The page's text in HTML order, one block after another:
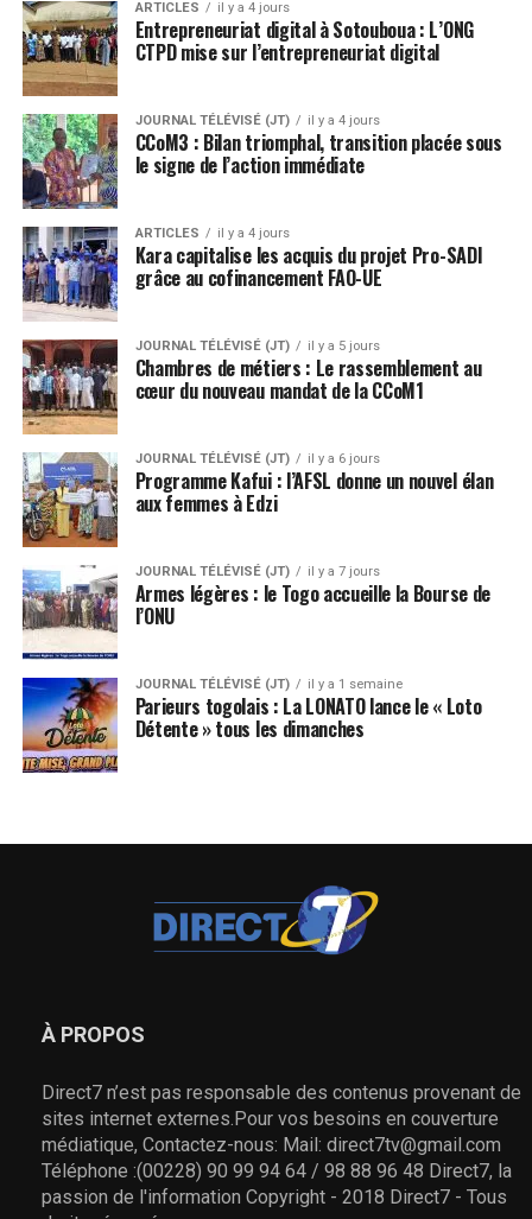
ARTICLES il y a 4 jours
Entrepreneuriat digital à Sotouboua : L’ONG
CTPD mise sur l’entrepreneuriat digital
JOURNAL TÉLÉVISÉ (JT) il y a 4 jours
CCoM3 : Bilan triomphal, transition placée sous
le signe de l’action immédiate
ARTICLES il y a 4 jours
Kara capitalise les acquis du projet Pro-SADI
grâce au cofinancement FAO-UE
JOURNAL TÉLÉVISÉ (JT) il y a 5 jours
Chambres de métiers : Le rassemblement au
cœur du nouveau mandat de la CCoM1
JOURNAL TÉLÉVISÉ (JT) il y a 6 jours
Programme Kafui : l’AFSL donne un nouvel élan
aux femmes à Edzi
JOURNAL TÉLÉVISÉ (JT) il y a 7 jours
Armes légères : le Togo accueille la Bourse de
l’ONU
JOURNAL TÉLÉVISÉ (JT) il y a 1 semaine
Parieurs togolais : La LONATO lance le « Loto
Détente » tous les dimanches
À PROPOS
Direct7 n’est pas responsable des contenus provenant de
sites internet externes.Pour vos besoins en couverture
médiatique, Contactez-nous: Mail: direct7tv@gmail.com
Téléphone :(00228) 90 99 94 64 / 98 88 96 48 Direct7, la
passion de l'information Copyright - 2018 Direct7 - Tous